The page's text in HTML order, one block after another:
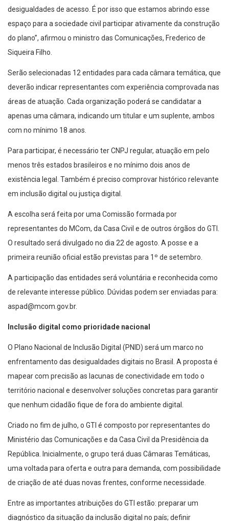
desigualdades de acesso. É por isso que estamos abrindo esse
espaço para a sociedade civil participar ativamente da construção
do plano”, afirmou o ministro das Comunicações, Frederico de
Siqueira Filho.
Serão selecionadas 12 entidades para cada câmara temática, que
deverão indicar representantes com experiência comprovada nas
áreas de atuação. Cada organização poderá se candidatar a
apenas uma câmara, indicando um titular e um suplente, ambos
com no mínimo 18 anos.
Para participar, é necessário ter CNPJ regular, atuação em pelo
menos três estados brasileiros e no mínimo dois anos de
existência legal. Também é preciso comprovar histórico relevante
em inclusão digital ou justiça digital.
A escolha será feita por uma Comissão formada por
representantes do MCom, da Casa Civil e de outros órgãos do GTI.
O resultado será divulgado no dia 22 de agosto. A posse e a
primeira reunião oficial estão previstas para 1º de setembro.
A participação das entidades será voluntária e reconhecida como
de relevante interesse público. Dúvidas podem ser enviadas para:
aspad@mcom.gov.br.
Inclusão digital como prioridade nacional
O Plano Nacional de Inclusão Digital (PNID) será um marco no
enfrentamento das desigualdades digitais no Brasil. A proposta é
mapear com precisão as lacunas de conectividade em todo o
território nacional e desenvolver soluções concretas para garantir
que nenhum cidadão fique de fora do ambiente digital.
Criado no fim de julho, o GTI é composto por representantes do
Ministério das Comunicações e da Casa Civil da Presidência da
República. Inicialmente, o grupo terá duas Câmaras Temáticas,
uma voltada para oferta e outra para demanda, com possibilidade
de criação de até duas novas frentes, conforme necessidade.
Entre as importantes atribuições do GTI estão: preparar um
diagnóstico da situação da inclusão digital no país; definir